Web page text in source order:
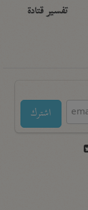
تفسير قتادة
اشترك